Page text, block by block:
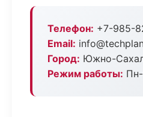
Телефон: +7-985-
Email:
Город: Южно-
Режим работы: